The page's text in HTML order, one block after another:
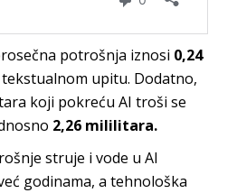
potrošnja iznosi 0,24
upitu. Dodatno,
koji pokreću AI troši se
2,26 mililitara.
struje i vode u AI
godinama, a tehnološka